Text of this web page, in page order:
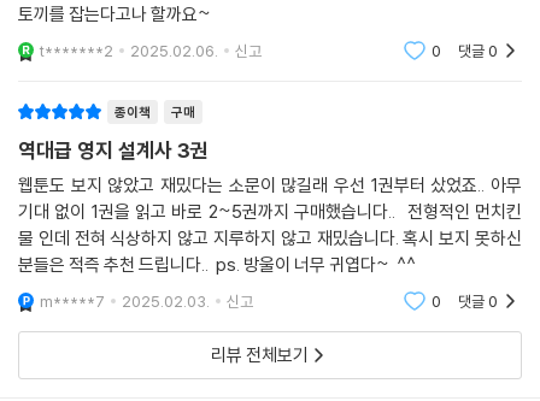
토끼를 잡는다고나 할까요~
t*******2 2025.02.06. 신고 0 댓글0
종이책 구매
역대급 영지 설계사 3권
웹툰도 보지 않았고 재밌다는 소문이 많길래 우선 1권부터 샀었죠.. 아무
기대 없이 1권을 읽고 바로 2~5권까지 구매했습니다.. 전형적인 먼치킨
물 인데 전혀 식상하지 않고 지루하지 않고 재밌습니다. 혹시 보지 못하신
분들은 적즉 추천 드립니다.. ps. 방울이 너무 귀엽다~ ^^
m*****7 2025.02.03. 신고 0 댓글0
리뷰 전체보기